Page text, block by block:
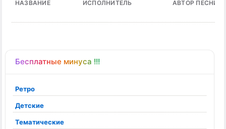
Бесплатные минуса !!!
Ретро
Детские
Тематические
НАЗВАНИЕ ИСПОЛНИТЕЛЬ АВТОР ПЕСНИ